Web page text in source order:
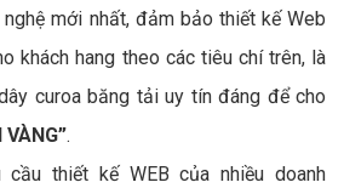
mới nhất, đảm bảo thiết kế Web
khách hang theo các tiêu chí trên, là
curoa băng tải uy tín đáng để cho
VÀNG”.
cầu thiết kế WEB của nhiều doanh